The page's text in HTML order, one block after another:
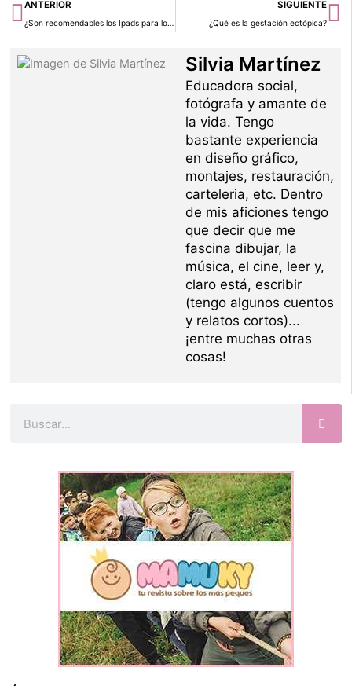
ANTERIOR
¿Son recomendables los Ipads para los niños?
SIGUIENTE
¿Qué es la gestación ectópica?
Silvia Martínez
Educadora social,
fotógrafa y amante de
la vida. Tengo
bastante experiencia
en diseño gráfico,
montajes, restauración,
carteleria, etc. Dentro
de mis aficiones tengo
que decir que me
fascina dibujar, la
música, el cine, leer y,
claro está, escribir
(tengo algunos cuentos
y relatos cortos)...
¡entre muchas otras
cosas!